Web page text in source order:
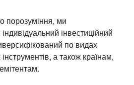
порозуміння, ми
інвестиційний
по видах
а також країнам,